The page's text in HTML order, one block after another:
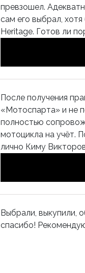
превзошел.
сам его выбрал,
Heritage. Готов ли
После получения
«Мотоспарта» и не
полностью
мотоцикла на учёт.
лично Киму
Выбрали, выкупили,
спасибо!